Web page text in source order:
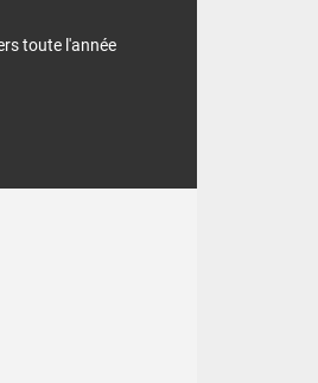
toute l'année